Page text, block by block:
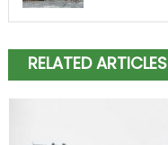
RELATED ARTICLES